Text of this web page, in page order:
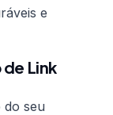
e
Link
do seu